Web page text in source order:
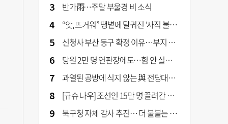
반가雨…주말 부울경 비 소식
“앗, 뜨거워” 땡볕에 달궈진 ‘사직 불가마’ 관중석 무려 70도
신청사 부산 동구 확정 이유…부지 용이성·접근성·집적 가능성이 운명 갈랐다 [해수부 북항 시대]
당원 2만 명 연판장에도…힘 안 실리는 ‘장동혁 사퇴’ 공세
과열된 공방에 식지 않는 與 전당대회… 호남·수도권 집중하는 후보들
[규슈 나우] 조선인 15만 명 끌려간 치쿠호 탄광… 대를 이은 진실 캐기
북구청 자체 감사 추진… 더 불붙는 북구 신청사 갈등